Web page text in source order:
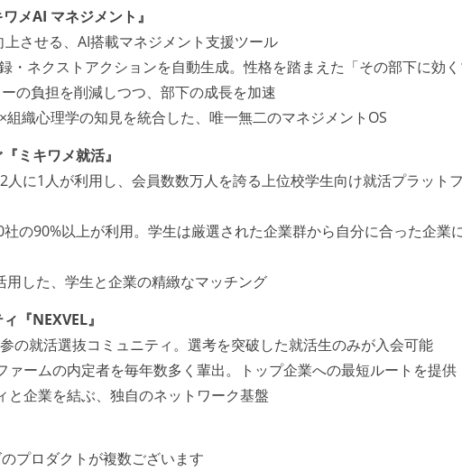
メAI マネジメント』
させる、AI搭載マネジメント支援ツール
・ネクストアクションを自動生成。性格を踏まえた「その部下に効
の負担を削減しつつ、部下の成長を加速
織心理学の知見を統合した、唯一無二のマネジメントOS
ミキワメ就活』
に1人が利用し、会員数数万人を誇る上位校学生向け就活プラット
の90%以上が利用。学生は厳選された企業群から自分に合った企業
した、学生と企業の精緻なマッチング
『NEXVEL』
の就活選抜コミュニティ。選考を突破した就活生のみが入会可能
ァームの内定者を毎年数多く輩出。トップ企業への最短ルートを提供
企業を結ぶ、独自のネットワーク基盤
プロダクトが複数ございます